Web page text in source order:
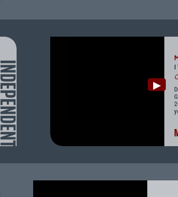
INDEPENDENT ▶
I